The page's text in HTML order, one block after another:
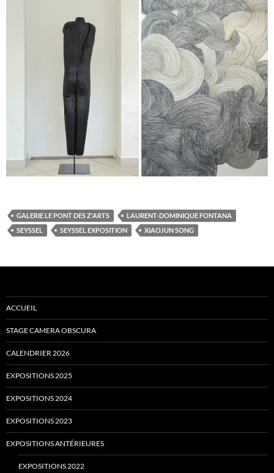
GALERIE LE PONT DES Z'ARTS
LAURENT-DOMINIQUE FONTANA
SEYSSEL
SEYSSEL EXPOSITION XIAOJUN SONG
ACCUEIL
STAGE CAMERA OBSCURA
CALENDRIER 2026
EXPOSITIONS 2025
EXPOSITIONS 2024
EXPOSITIONS 2023
EXPOSITIONS ANTÉRIEURES
EXPOSITIONS 2022